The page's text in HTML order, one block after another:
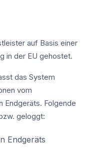
auf Basis einer
in der EU gehostet.
das System
vom
Endgeräts. Folgende
geloggt:
Endgeräts